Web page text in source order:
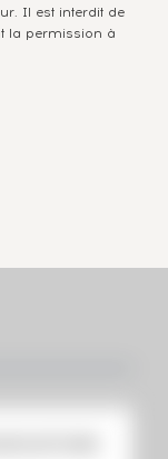
Il est interdit de
la permission à